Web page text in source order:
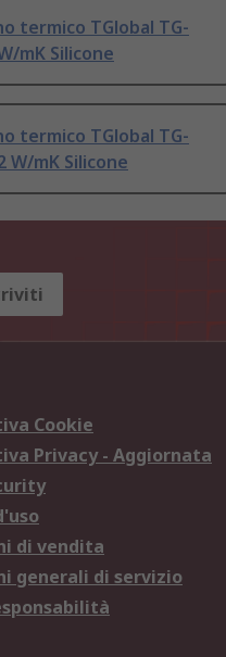
termico TGlobal TG-
mK Silicone
termico TGlobal TG-
W/mK Silicone
Cookie
Privacy - Aggiornata
di vendita
generali di servizio